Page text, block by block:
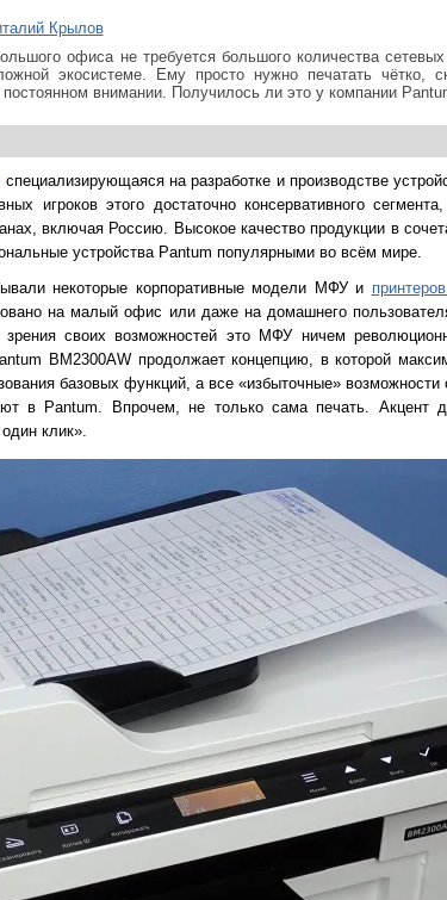
Крылов
офиса не требуется большого количества сетевых
экосистеме. Ему просто нужно печатать чётко,
внимании. Получилось ли это у компании
специализирующаяся на разработке и производстве
игроков этого достаточно консервативного
включая Россию. Высокое качество продукции в
устройства Pantum популярными во всём мире.
некоторые корпоративные модели МФУ и
на малый офис или даже на домашнего
своих возможностей это МФУ ничем
BM2300AW продолжает концепцию, в которой
базовых функций, а все «избыточные» возможности
в Pantum. Впрочем, не только сама печать. Акцент
клик».